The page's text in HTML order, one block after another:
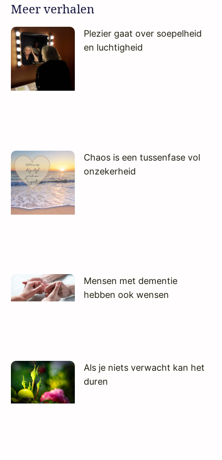
Meer verhalen
Plezier gaat over soepelheid
en luchtigheid
Chaos is een tussenfase vol
onzekerheid
Mensen met dementie
hebben ook wensen
Als je niets verwacht kan het
duren